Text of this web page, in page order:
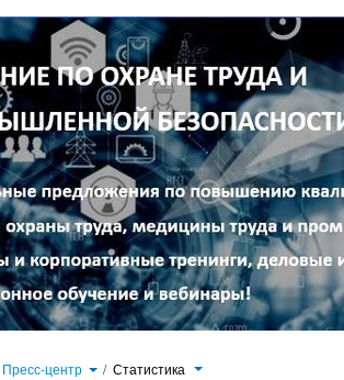
Пресс-центр / Статистика